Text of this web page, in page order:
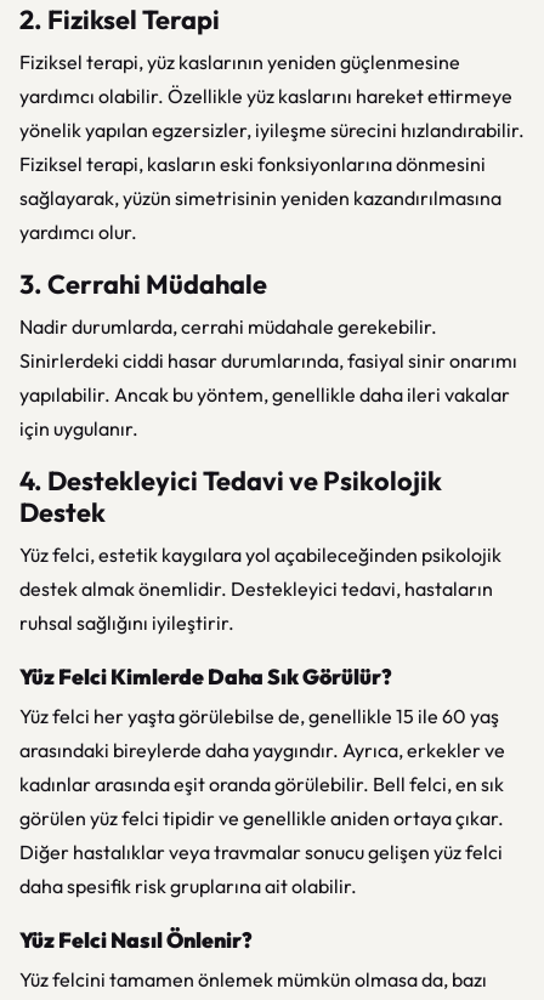
2. Fiziksel Terapi
Fiziksel terapi, yüz kaslarının yeniden güçlenmesine
yardımcı olabilir. Özellikle yüz kaslarını hareket ettirmeye
yönelik yapılan egzersizler, iyileşme sürecini hızlandırabilir.
Fiziksel terapi, kasların eski fonksiyonlarına dönmesini
sağlayarak, yüzün simetrisinin yeniden kazandırılmasına
yardımcı olur.
3. Cerrahi Müdahale
Nadir durumlarda, cerrahi müdahale gerekebilir.
Sinirlerdeki ciddi hasar durumlarında, fasiyal sinir onarımı
yapılabilir. Ancak bu yöntem, genellikle daha ileri vakalar
için uygulanır.
4. Destekleyici Tedavi ve Psikolojik
Destek
Yüz felci, estetik kaygılara yol açabileceğinden psikolojik
destek almak önemlidir. Destekleyici tedavi, hastaların
ruhsal sağlığını iyileştirir.
Yüz Felci Kimlerde Daha Sık Görülür?
Yüz felci her yaşta görülebilse de, genellikle 15 ile 60 yaş
arasındaki bireylerde daha yaygındır. Ayrıca, erkekler ve
kadınlar arasında eşit oranda görülebilir. Bell felci, en sık
görülen yüz felci tipidir ve genellikle aniden ortaya çıkar.
Diğer hastalıklar veya travmalar sonucu gelişen yüz felci
daha spesifik risk gruplarına ait olabilir.
Yüz Felci Nasıl Önlenir?
Yüz felcini tamamen önlemek mümkün olmasa da, bazı